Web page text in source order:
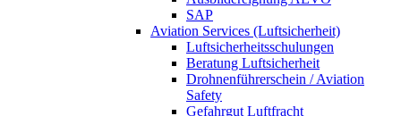
SAP
Aviation Services (Luftsicherheit)
Luftsicherheitsschulungen
Beratung Luftsicherheit
Drohnenführerschein / Aviation
Safety
Gefahrgut Luftfracht